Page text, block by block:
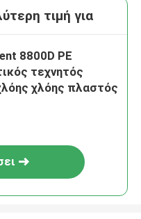
τιμή για
8800D PE
τεχνητός
χλόης πλαστός